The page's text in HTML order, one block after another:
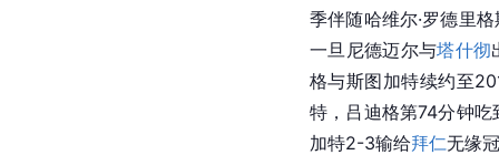
季伴随哈维尔·罗德里格
一旦尼德迈尔与塔什彻
格与斯图加特续约至
特 ，吕迪格第74分钟吃
加特2-3输给拜仁无缘